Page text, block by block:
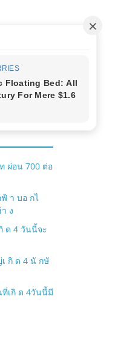
ผ่อน 700 ต่อ
า บอ กไ
ง
ด 4 วันนี้จะ
กิ ด 4 นั กษั
เกิ ด 4วันนี้มี